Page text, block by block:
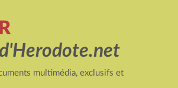
multimédia, exclusifs et